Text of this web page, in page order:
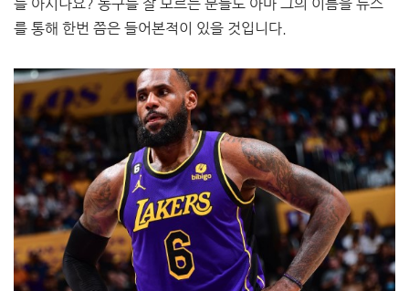
를 아시나요? 농구를 잘 모르는 분들도 아마 그의 이름을 뉴스
를 통해 한번 쯤은 들어본적이 있을 것입니다.